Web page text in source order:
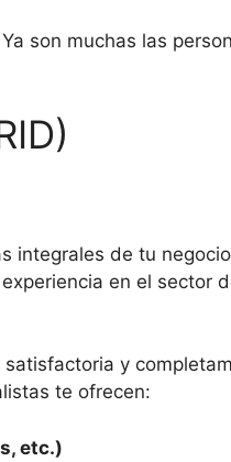
son muchas las
integrales de tu
en el sector
y
te ofrecen:
etc.)